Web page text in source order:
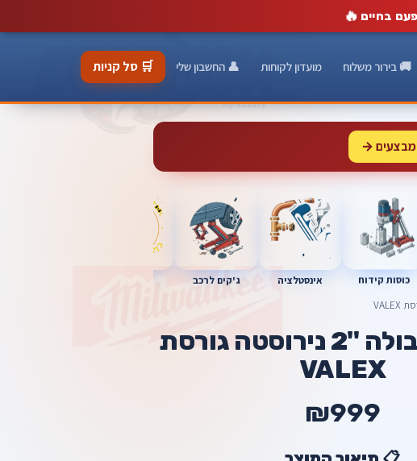
בחיים 🔥
🚚 בירור משלוח מועדון לקוחות 👤 החשבון שלי 🛒 סל קניות
→
כוסות קידוח אינסטלציה ג'קים לרכב
משאבה טבולה "2 נירוסטה גורסת
VALEX
₪999